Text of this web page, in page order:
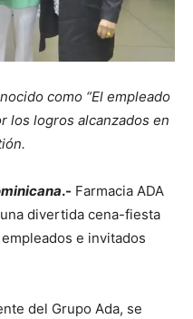
como “El empleado
los logros alcanzados en
.- Farmacia ADA
divertida cena-fiesta
e invitados
del Grupo Ada, se